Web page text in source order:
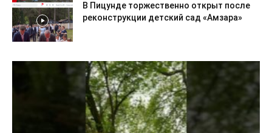
В Пицунде торжественно открыт после
реконструкции детский сад «Амзара»